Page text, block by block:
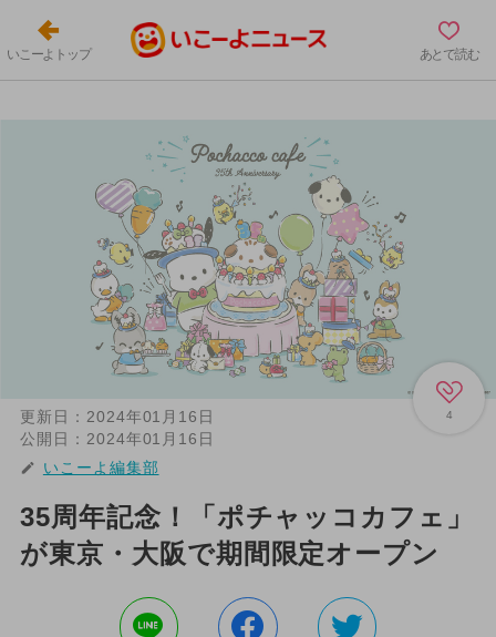
いこーよトップ あとで読む
4
更新日： 2024年01月16日
公開日： 2024年01月16日
いこーよ編集部
35周年記念！「ポチャッコカフェ」
が東京・大阪で期間限定オープン